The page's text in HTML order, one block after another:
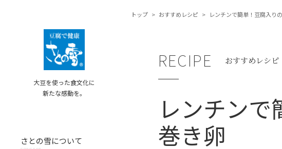
大豆を使った食文化に
新たな感動を。
さとの雪について
トップ > おすすめレシピ > レンチンで簡単！豆腐入り
RECIPE おすすめレシピ
レンチン
巻き卵